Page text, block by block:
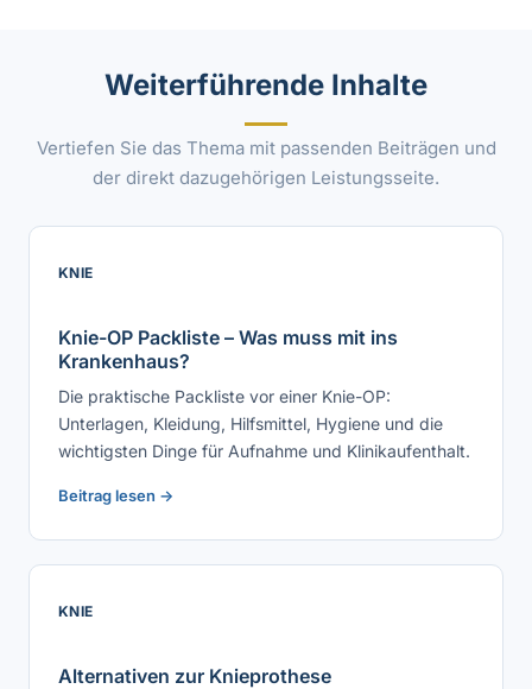
Weiterführende Inhalte
Vertiefen Sie das Thema mit passenden Beiträgen und
der direkt dazugehörigen Leistungsseite.
KNIE
Knie-OP Packliste – Was muss mit ins
Krankenhaus?
Die praktische Packliste vor einer Knie-OP:
Unterlagen, Kleidung, Hilfsmittel, Hygiene und die
wichtigsten Dinge für Aufnahme und Klinikaufenthalt.
Beitrag lesen →
KNIE
Alternativen zur Knieprothese